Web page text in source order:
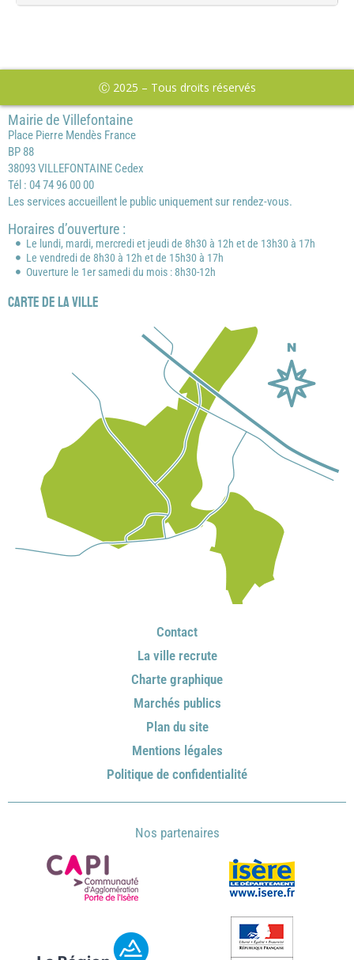
Ⓒ 2025 – Tous droits réservés
Mairie de Villefontaine
Place Pierre Mendès France
BP 88
38093 VILLEFONTAINE Cedex
Tél : 04 74 96 00 00
Les services accueillent le public uniquement sur rendez-vous.
Horaires d’ouverture :
Le lundi, mardi, mercredi et jeudi de 8h30 à 12h et de 13h30 à 17h
Le vendredi de 8h30 à 12h et de 15h30 à 17h
Ouverture le 1er samedi du mois : 8h30-12h
Carte de la ville
Contact
La ville recrute
Charte graphique
Marchés publics
Plan du site
Mentions légales
Politique de confidentialité
Nos partenaires